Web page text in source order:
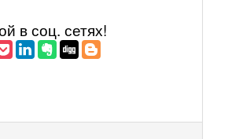
в соц. сетях!